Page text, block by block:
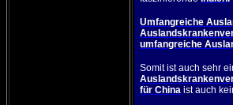
Umfangreiche
umfangreiche
Somit ist auch sehr
für China ist auch